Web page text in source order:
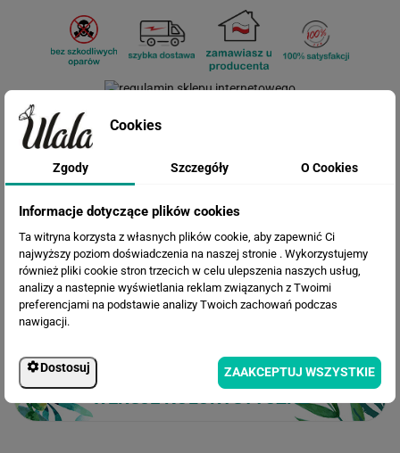
Cena przed rabatem:
131.37 zł
Cookies
Zgody Szczegóły O Cookies
Informacje dotyczące plików cookies
Ta witryna korzysta z własnych plików cookie, aby zapewnić Ci
najwyższy poziom doświadczenia na naszej stronie . Wykorzystujemy
również pliki cookie stron trzecich w celu ulepszenia naszych usług,
analizy a nastepnie wyświetlania reklam związanych z Twoimi
preferencjami na podstawie analizy Twoich zachowań podczas
nawigacji.
Dostosuj ZAAKCEPTUJ WSZYSTKIE